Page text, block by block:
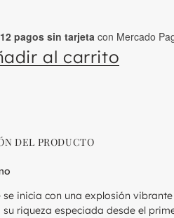
pagos sin tarjetacon Mercado
al carrito
DEL PRODUCTO
se inicia con una explosión
riqueza especiada desde el